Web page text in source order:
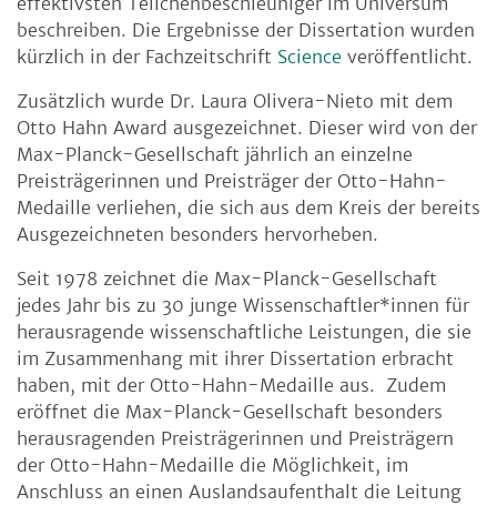
beschreiben. Die Ergebnisse der Dissertation wurden
kürzlich in der Fachzeitschrift Science veröffentlicht.
Zusätzlich wurde Dr. Laura Olivera-Nieto mit dem
Otto Hahn Award ausgezeichnet. Dieser wird von der
Max-Planck-Gesellschaft jährlich an einzelne
Preisträgerinnen und Preisträger der Otto-Hahn-
Medaille verliehen, die sich aus dem Kreis der bereits
Ausgezeichneten besonders hervorheben.
Seit 1978 zeichnet die Max-Planck-Gesellschaft
jedes Jahr bis zu 30 junge Wissenschaftler*innen für
herausragende wissenschaftliche Leistungen, die sie
im Zusammenhang mit ihrer Dissertation erbracht
haben, mit der Otto-Hahn-Medaille aus. Zudem
eröffnet die Max-Planck-Gesellschaft besonders
herausragenden Preisträgerinnen und Preisträgern
der Otto-Hahn-Medaille die Möglichkeit, im
Anschluss an einen Auslandsaufenthalt die Leitung